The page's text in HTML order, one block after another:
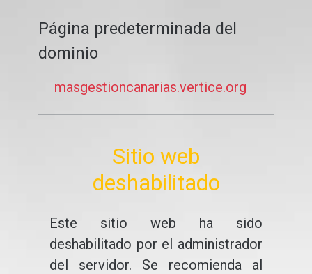
Página predeterminada del
dominio
masgestioncanarias.vertice.org
Sitio web
deshabilitado
Este sitio web ha sido
deshabilitado por el administrador
del servidor. Se recomienda al